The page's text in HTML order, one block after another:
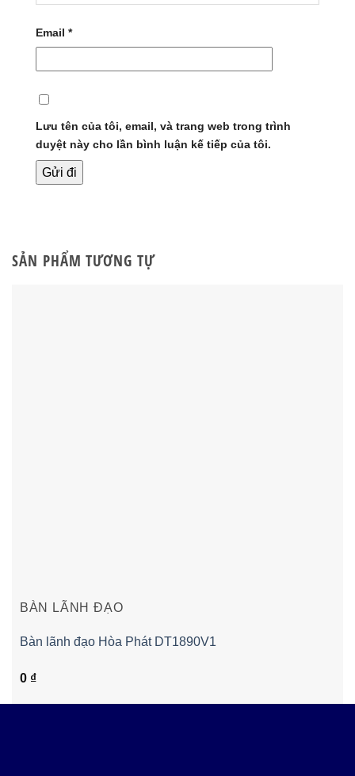
Email *
Lưu tên của tôi, email, và trang web trong trình
duyệt này cho lần bình luận kế tiếp của tôi.
SẢN PHẨM TƯƠNG TỰ
BÀN LÃNH ĐẠO
Bàn lãnh đạo Hòa Phát DT1890V1
0 ₫